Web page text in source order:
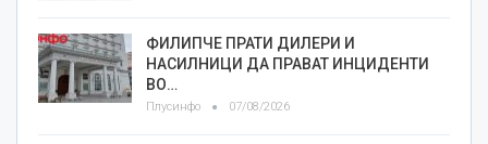
ФИЛИПЧЕ ПРАТИ ДИЛЕРИ И
НАСИЛНИЦИ ДА ПРАВАТ ИНЦИДЕНТИ
ВО…
Плусинфо 07/08/2026